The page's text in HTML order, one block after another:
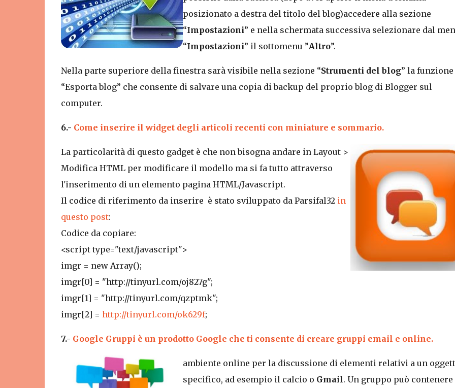
posizionato a destra del titolo del blog)accedere alla sezione
“Impostazioni” e nella schermata successiva selezionare dal
“Impostazioni” il sottomenu ”Altro”.
Nella parte superiore della finestra sarà visibile nella sezione “Strumenti del blog” la funzione
“Esporta blog” che consente di salvare una copia di backup del proprio blog di Blogger sul
computer.
6.- Come inserire il widget degli articoli recenti con miniature e sommario.
La particolarità di questo gadget è che non bisogna andare in Layout >
Modifica HTML per modificare il modello ma si fa tutto attraverso
l'inserimento di un elemento pagina HTML/Javascript.
Il codice di riferimento da inserire è stato sviluppato da Parsifal32 in
questo post:
Codice da copiare:
<script type="text/javascript">
imgr = new Array();
imgr[0] = "http://tinyurl.com/oj827g";
imgr[1] = "http://tinyurl.com/qzptmk";
imgr[2] = http://tinyurl.com/ok629f;
7.- Google Gruppi è un prodotto Google che ti consente di creare gruppi email e online.
ambiente online per la discussione di elementi relativi a un
specifico, ad esempio il calcio o Gmail. Un gruppo può